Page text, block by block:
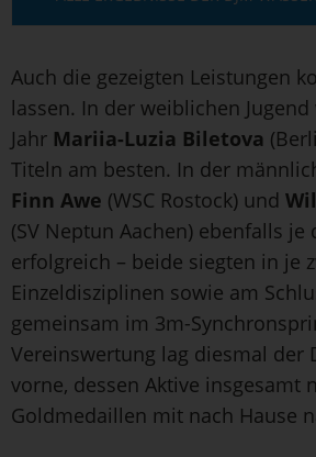
Auch die gezeigten Leistungen
lassen. In der weiblichen
Jahr Mariia-Luzia Biletova
Titeln am besten. In der
Finn Awe (WSC Rostock) und
(SV Neptun Aachen) ebenfalls je
erfolgreich – beide siegten in je
Einzeldisziplinen sowie am
gemeinsam im 3m-
Vereinswertung lag diesmal der
vorne, dessen Aktive insgesamt
Goldmedaillen mit nach Hause